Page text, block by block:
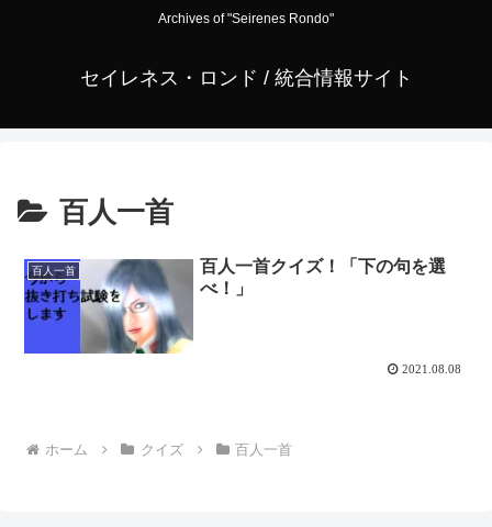
Archives of "Seirenes Rondo"
セイレネス・ロンド / 統合情報サイト
百人一首
百人一首
百人一首クイズ！「下の句を選
べ！」
2021.08.08
ホーム クイズ 百人一首